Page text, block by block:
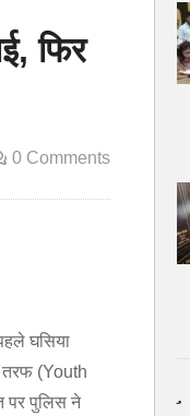
फिर
0 Comments
घसिया
तरफ (Youth
पर पुलिस ने